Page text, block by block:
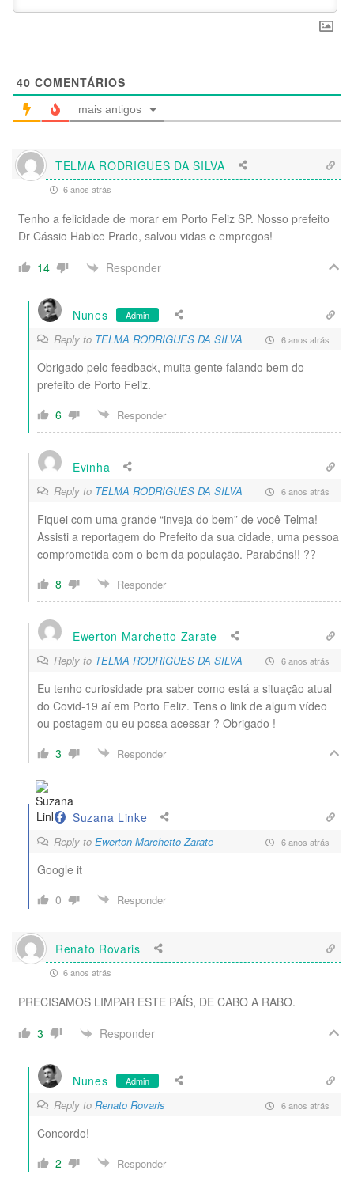
40 COMENTÁRIOS
mais antigos
TELMA RODRIGUES DA SILVA
6 anos atrás
Tenho a felicidade de morar em Porto Feliz SP. Nosso prefeito
Dr Cássio Habice Prado, salvou vidas e empregos!
14
Responder
Nunes Admin
Reply to TELMA RODRIGUES DA SILVA 6 anos atrás
Obrigado pelo feedback, muita gente falando bem do
prefeito de Porto Feliz.
6
Responder
Evinha
Reply to TELMA RODRIGUES DA SILVA 6 anos atrás
Fiquei com uma grande “inveja do bem” de você Telma!
Assisti a reportagem do Prefeito da sua cidade, uma pessoa
comprometida com o bem da população. Parabéns!! ??
8
Responder
Ewerton Marchetto Zarate
Reply to TELMA RODRIGUES DA SILVA 6 anos atrás
Eu tenho curiosidade pra saber como está a situação atual
do Covid-19 aí em Porto Feliz. Tens o link de algum vídeo
ou postagem qu eu possa acessar ? Obrigado !
3
Responder
Suzana Linke
Reply to Ewerton Marchetto Zarate 6 anos atrás
Google it
0
Responder
Renato Rovaris
6 anos atrás
PRECISAMOS LIMPAR ESTE PAÍS, DE CABO A RABO.
3
Responder
Nunes Admin
Reply to Renato Rovaris 6 anos atrás
Concordo!
2
Responder